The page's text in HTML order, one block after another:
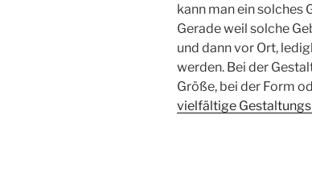
kann man ein solches
Gerade weil solche
und dann vor Ort,
werden. Bei der
Größe, bei der Form
vielfältige